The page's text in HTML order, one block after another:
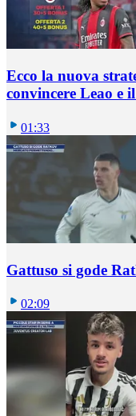
Ecco la nuova
convincere Leao e
01:33
Gattuso si gode
02:09